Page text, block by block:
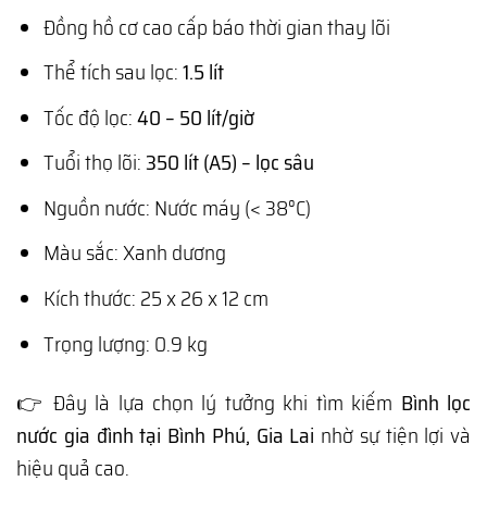
Đồng hồ cơ cao cấp báo thời gian thay lõi
Thể tích sau lọc:1.5 lít
Tốc độ lọc:40 – 50 lít/giờ
Tuổi thọ lõi:350 lít (A5) – lọc sâu
Nguồn nước: Nước máy (< 38°C)
Màu sắc: Xanh dương
Kích thước: 25 x 26 x 12 cm
Trọng lượng: 0.9 kg
👉 Đây là lựa chọn lý tưởng khi tìm kiếm Bình lọc
nước gia đình tại Bình Phú, Gia Lai nhờ sự tiện lợi và
hiệu quả cao.